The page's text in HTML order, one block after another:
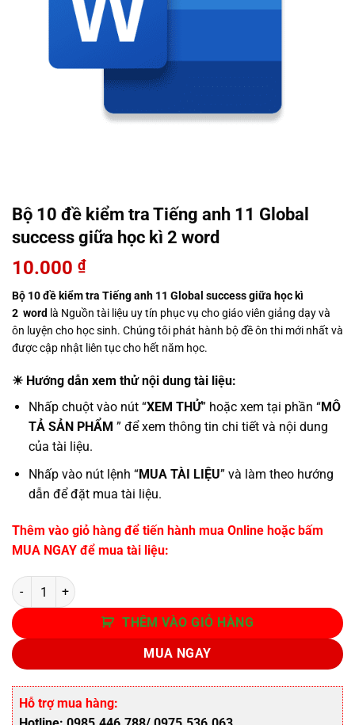
Bộ 10 đề kiểm tra Tiếng anh 11 Global
success giữa học kì 2 word
10.000 ₫
Bộ 10 đề kiểm tra Tiếng anh 11 Global success giữa học kì
2 word là Nguồn tài liệu uy tín phục vụ cho giáo viên giảng dạy và
ôn luyện cho học sinh. Chúng tôi phát hành bộ đề ôn thi mới nhất và
được cập nhật liên tục cho hết năm học.
☀ Hướng dẫn xem thử nội dung tài liệu:
Nhấp chuột vào nút “XEM THỬ” hoặc xem tại phần “MÔ
TẢ SẢN PHẨM ” để xem thông tin chi tiết và nội dung
của tài liệu.
Nhấp vào nút lệnh “MUA TÀI LIỆU” và làm theo hướng
dẫn để đặt mua tài liệu.
Thêm vào giỏ hàng để tiến hành mua Online hoặc bấm
MUA NGAY để mua tài liệu:
Số lượng
THÊM VÀO GIỎ HÀNG
MUA NGAY
Hỗ trợ mua hàng: